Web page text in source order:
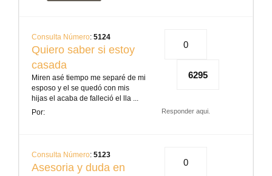
Consulta Número: 5124
Quiero saber si estoy
casada
Miren asé tiempo me separé de mi
esposo y el se quedó con mis
hijas el acaba de falleció el lla ...
Por:
0
6295
Responder aqui.
Consulta Número: 5123
Asesoria y duda en
0